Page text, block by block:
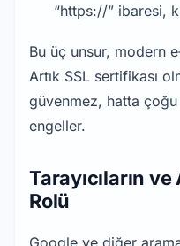
“https://” ibaresi,
Bu üç unsur, modern
Artık SSL sertifikası
güvenmez, hatta çoğu
engeller.
Tarayıcıların
Rolü
Google ve diğer